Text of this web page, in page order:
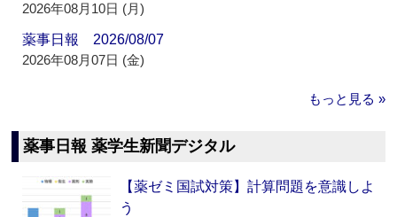
2026年08月10日 (月)
薬事日報 2026/08/07
2026年08月07日 (金)
もっと見る »
薬事日報 薬学生新聞デジタル
【薬ゼミ国試対策】計算問題を意識しよ
う